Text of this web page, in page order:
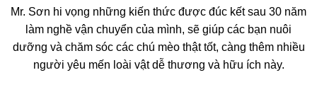
Mr. Sơn hi vọng những kiến thức được đúc kết sau 30 năm
làm nghề vận chuyển của mình, sẽ giúp các bạn nuôi
dưỡng và chăm sóc các chú mèo thật tốt, càng thêm nhiều
người yêu mến loài vật dễ thương và hữu ích này.